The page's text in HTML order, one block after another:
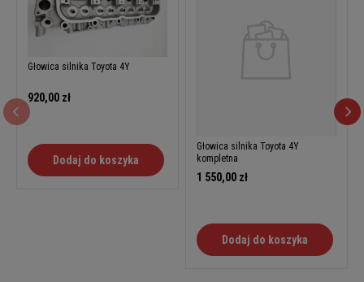
Głowica silnika Toyota 4Y
920,00 zł
Dodaj do koszyka
Głowica silnika Toyota 4Y
kompletna
1 550,00 zł
Dodaj do koszyka